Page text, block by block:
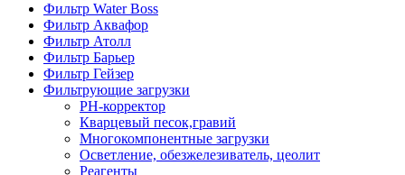
Фильтр Water Boss
Фильтр Аквафор
Фильтр Атолл
Фильтр Барьер
Фильтр Гейзер
Фильтрующие загрузки
PH-корректор
Кварцевый песок,гравий
Многокомпонентные загрузки
Осветление, обезжелезиватель, цеолит
Реагенты